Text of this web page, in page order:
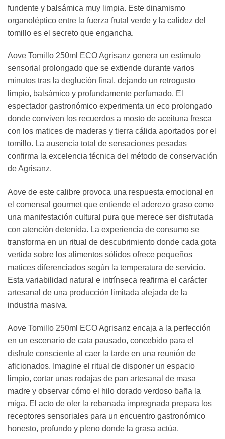
fundente y balsámica muy limpia. Este dinamismo
organoléptico entre la fuerza frutal verde y la calidez del
tomillo es el secreto que engancha.
Aove Tomillo 250ml ECO Agrisanz genera un estímulo
sensorial prolongado que se extiende durante varios
minutos tras la deglución final, dejando un retrogusto
limpio, balsámico y profundamente perfumado. El
espectador gastronómico experimenta un eco prolongado
donde conviven los recuerdos a mosto de aceituna fresca
con los matices de maderas y tierra cálida aportados por el
tomillo. La ausencia total de sensaciones pesadas
confirma la excelencia técnica del método de conservación
de Agrisanz.
Aove de este calibre provoca una respuesta emocional en
el comensal gourmet que entiende el aderezo graso como
una manifestación cultural pura que merece ser disfrutada
con atención detenida. La experiencia de consumo se
transforma en un ritual de descubrimiento donde cada gota
vertida sobre los alimentos sólidos ofrece pequeños
matices diferenciados según la temperatura de servicio.
Esta variabilidad natural e intrínseca reafirma el carácter
artesanal de una producción limitada alejada de la
industria masiva.
Aove Tomillo 250ml ECO Agrisanz encaja a la perfección
en un escenario de cata pausado, concebido para el
disfrute consciente al caer la tarde en una reunión de
aficionados. Imagine el ritual de disponer un espacio
limpio, cortar unas rodajas de pan artesanal de masa
madre y observar cómo el hilo dorado verdoso baña la
miga. El acto de oler la rebanada impregnada prepara los
receptores sensoriales para un encuentro gastronómico
honesto, profundo y pleno donde la grasa actúa.